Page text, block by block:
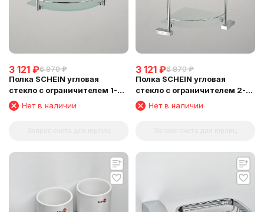
3 121 ₽6 870 ₽
Полка SCHEIN угловая
стекло с ограничителем 1-
этажная (NL3212B1)
Нет в наличии
3 121 ₽6 870 ₽
Полка SCHEIN угловая
стекло с ограничителем 2-
этажная (NL3212B)
Нет в наличии